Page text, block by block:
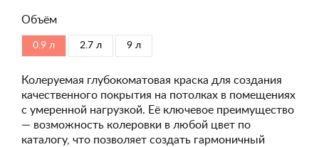
Объём
0.9 л 2.7 л 9 л
Колеруемая глубокоматовая краска для создания
качественного покрытия на потолках в помещениях
с умеренной нагрузкой. Её ключевое преимущество
— возможность колеровки в любой цвет по
каталогу, что позволяет создать гармоничный